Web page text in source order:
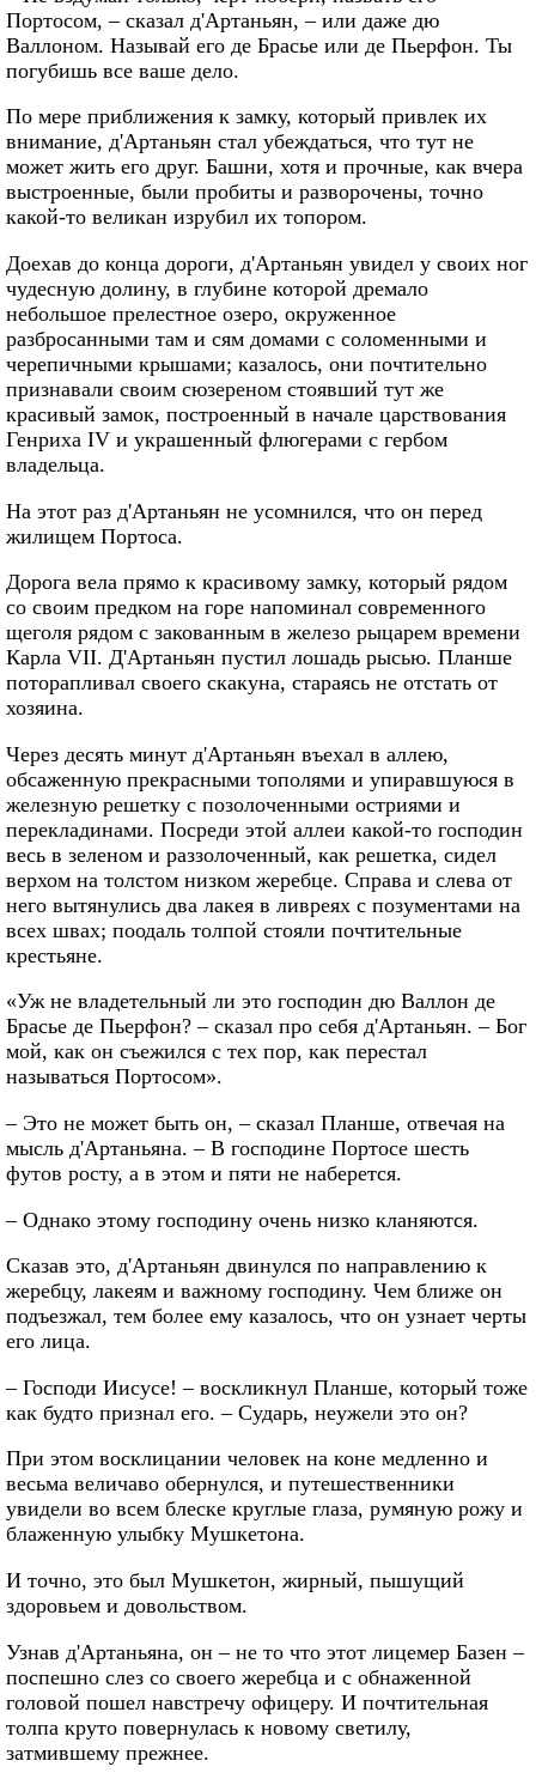
Портосом, – сказал д'Артаньян, – или даже дю
Валлоном. Называй его де Брасье или де Пьерфон. Ты
погубишь все ваше дело.
По мере приближения к замку, который привлек их
внимание, д'Артаньян стал убеждаться, что тут не
может жить его друг. Башни, хотя и прочные, как вчера
выстроенные, были пробиты и разворочены, точно
какой-то великан изрубил их топором.
Доехав до конца дороги, д'Артаньян увидел у своих ног
чудесную долину, в глубине которой дремало
небольшое прелестное озеро, окруженное
разбросанными там и сям домами с соломенными и
черепичными крышами; казалось, они почтительно
признавали своим сюзереном стоявший тут же
красивый замок, построенный в начале царствования
Генриха IV и украшенный флюгерами с гербом
владельца.
На этот раз д'Артаньян не усомнился, что он перед
жилищем Портоса.
Дорога вела прямо к красивому замку, который рядом
со своим предком на горе напоминал современного
щеголя рядом с закованным в железо рыцарем времени
Карла VII. Д'Артаньян пустил лошадь рысью. Планше
поторапливал своего скакуна, стараясь не отстать от
хозяина.
Через десять минут д'Артаньян въехал в аллею,
обсаженную прекрасными тополями и упиравшуюся в
железную решетку с позолоченными остриями и
перекладинами. Посреди этой аллеи какой-то господин
весь в зеленом и раззолоченный, как решетка, сидел
верхом на толстом низком жеребце. Справа и слева от
него вытянулись два лакея в ливреях с позументами на
всех швах; поодаль толпой стояли почтительные
крестьяне.
«Уж не владетельный ли это господин дю Валлон де
Брасье де Пьерфон? – сказал про себя д'Артаньян. – Бог
мой, как он съежился с тех пор, как перестал
называться Портосом».
– Это не может быть он, – сказал Планше, отвечая на
мысль д'Артаньяна. – В господине Портосе шесть
футов росту, а в этом и пяти не наберется.
– Однако этому господину очень низко кланяются.
Сказав это, д'Артаньян двинулся по направлению к
жеребцу, лакеям и важному господину. Чем ближе он
подъезжал, тем более ему казалось, что он узнает черты
его лица.
– Господи Иисусе! – воскликнул Планше, который тоже
как будто признал его. – Сударь, неужели это он?
При этом восклицании человек на коне медленно и
весьма величаво обернулся, и путешественники
увидели во всем блеске круглые глаза, румяную рожу и
блаженную улыбку Мушкетона.
И точно, это был Мушкетон, жирный, пышущий
здоровьем и довольством.
Узнав д'Артаньяна, он – не то что этот лицемер Базен –
поспешно слез со своего жеребца и с обнаженной
головой пошел навстречу офицеру. И почтительная
толпа круто повернулась к новому светилу,
затмившему прежнее.